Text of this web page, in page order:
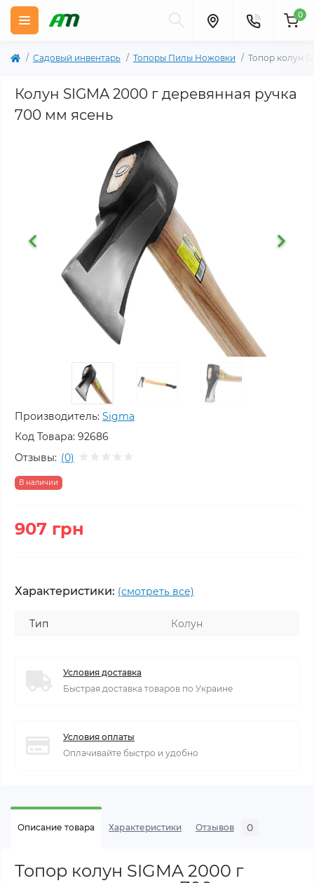
0
Садовый инвентарь Топоры Пилы Ножовки Топор колун
Колун SIGMA 2000 г деревянная ручка
700 мм ясень
Производитель: Sigma
Код Товара: 92686
Отзывы: (0)
В наличии
907 грн
Характеристики: (смотреть все)
Тип Колун
Условия доставка
Быстрая доставка товаров по Украине
Условия оплаты
Оплачивайте быстро и удобно
Описание товара Характеристики Отзывов 0
Топор колун SIGMA 2000 г